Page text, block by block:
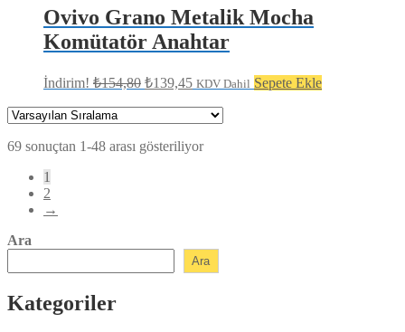
₺182,70.
Ovivo Grano Metalik Mocha
Komütatör Anahtar
İndirim! ₺154,80 Orijinal
₺139,45 Şu
fiyat:
KDV Dahil Sepete Ekle
69 sonuçtan 1-48 arası gösteriliyor
1
2
→
Ara
Ara
Kategoriler